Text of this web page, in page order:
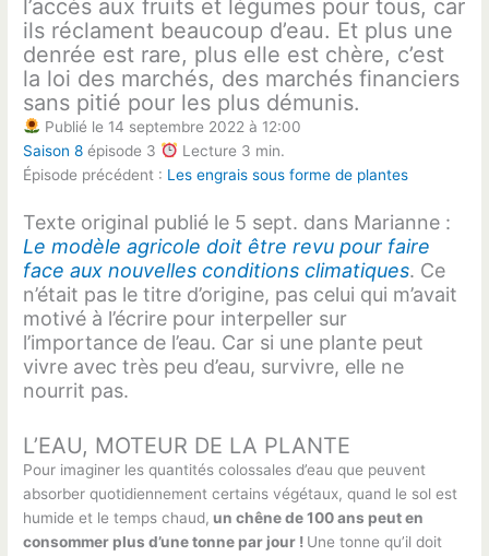
l’accès aux fruits et légumes pour tous, car
ils réclament beaucoup d’eau. Et plus une
denrée est rare, plus elle est chère, c’est
la loi des marchés, des marchés financiers
sans pitié pour les plus démunis.
Publié le 14 septembre 2022 à 12:00
Saison 8 épisode 3
Lecture 3 min.
Épisode précédent : Les engrais sous forme de plantes
Texte original publié le 5 sept. dans Marianne :
Le modèle agricole doit être revu pour faire
face aux nouvelles conditions climatiques. Ce
n’était pas le titre d’origine, pas celui qui m’avait
motivé à l’écrire pour interpeller sur
l’importance de l’eau. Car si une plante peut
vivre avec très peu d’eau, survivre, elle ne
nourrit pas.
L’EAU, MOTEUR DE LA PLANTE
Pour imaginer les quantités colossales d’eau que peuvent
absorber quotidiennement certains végétaux, quand le sol est
humide et le temps chaud, un chêne de 100 ans peut en
consommer plus d’une tonne par jour ! Une tonne qu’il doit